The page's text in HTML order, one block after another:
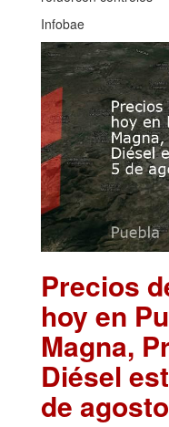
Infobae
Precios
hoy en
Magna,
Diésel
de agosto